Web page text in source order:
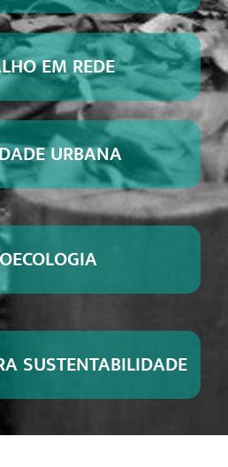
EM REDE
URBANA
SUSTENTABILIDADE